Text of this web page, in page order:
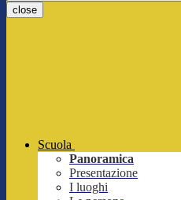
close
Scuola
Panoramica
Presentazione
I luoghi